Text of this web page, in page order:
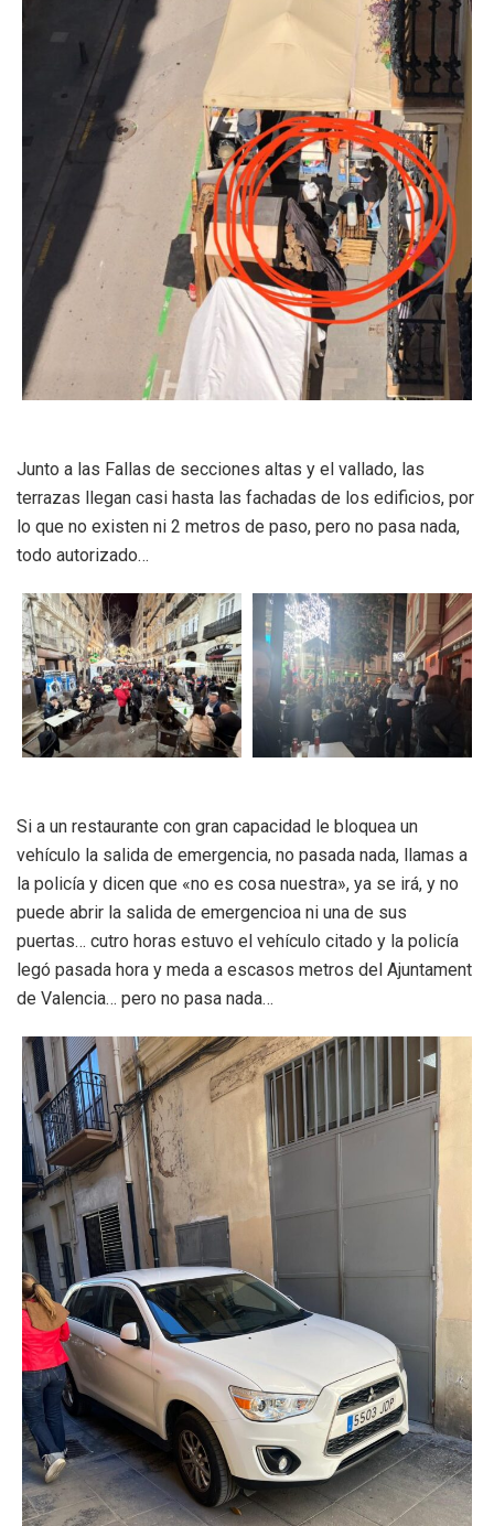
Junto a las Fallas de secciones altas y el vallado, las
terrazas llegan casi hasta las fachadas de los edificios, por
lo que no existen ni 2 metros de paso, pero no pasa nada,
todo autorizado…
Si a un restaurante con gran capacidad le bloquea un
vehículo la salida de emergencia, no pasada nada, llamas a
la policía y dicen que «no es cosa nuestra», ya se irá, y no
puede abrir la salida de emergencioa ni una de sus
puertas… cutro horas estuvo el vehículo citado y la policía
legó pasada hora y meda a escasos metros del Ajuntament
de Valencia… pero no pasa nada…